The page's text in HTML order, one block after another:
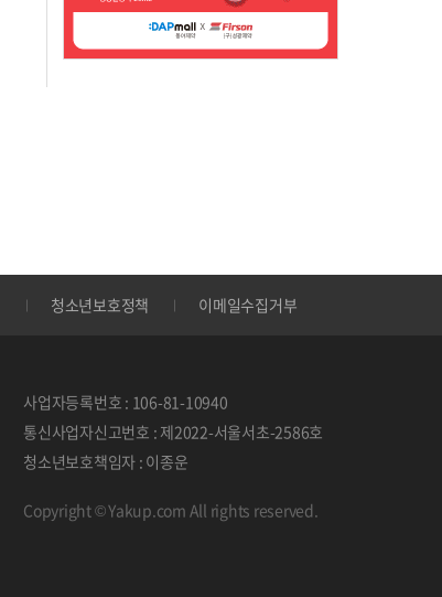
청소년보호정책 이메일수집거부
사업자등록번호 : 106-81-10940
통신사업자신고번호 : 제2022-서울서초-2586호
청소년보호책임자 : 이종운
Copyright © Yakup.com All rights reserved.